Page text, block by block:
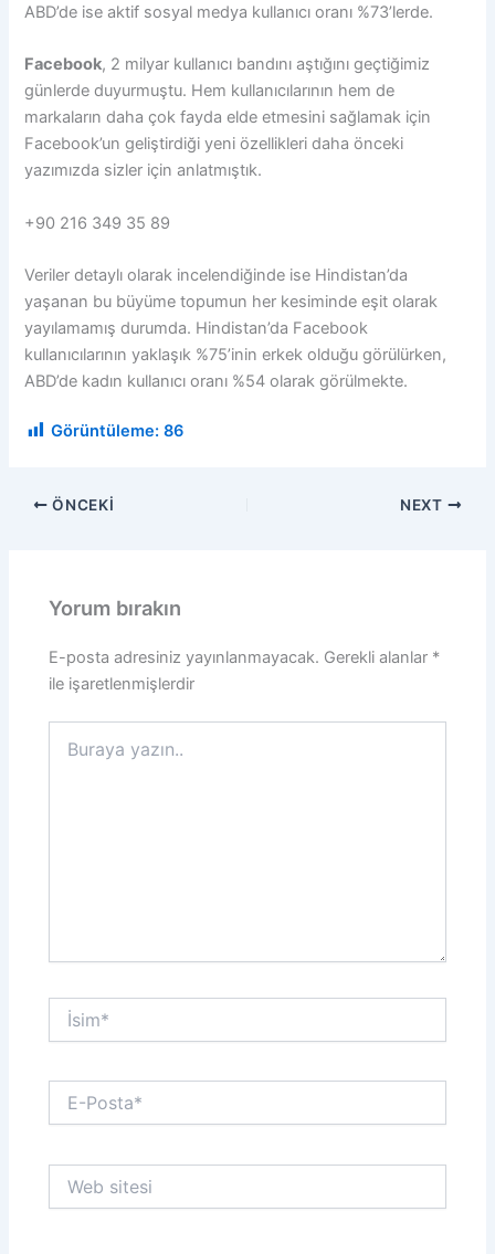
ABD’de ise aktif sosyal medya kullanıcı oranı %73’lerde.
Facebook, 2 milyar kullanıcı bandını aştığını geçtiğimiz
günlerde duyurmuştu. Hem kullanıcılarının hem de
markaların daha çok fayda elde etmesini sağlamak için
Facebook’un geliştirdiği yeni özellikleri daha önceki
yazımızda sizler için anlatmıştık.
+90 216 349 35 89
Veriler detaylı olarak incelendiğinde ise Hindistan’da
yaşanan bu büyüme topumun her kesiminde eşit olarak
yayılamamış durumda. Hindistan’da Facebook
kullanıcılarının yaklaşık %75’inin erkek olduğu görülürken,
ABD’de kadın kullanıcı oranı %54 olarak görülmekte.
Görüntüleme: 86
ÖNCEKI NEXT
Yorum bırakın
E-posta adresiniz yayınlanmayacak. Gerekli alanlar *
ile işaretlenmişlerdir
yazın..
İsim*
Posta*
sitesi